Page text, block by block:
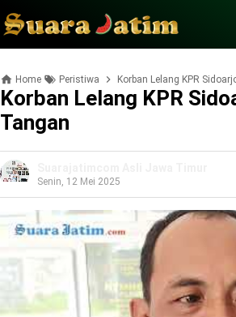
Home Peristiwa Korban Lelang KPR
Korban Lelang KPR
Tangan
Senin, 12 Mei 2025